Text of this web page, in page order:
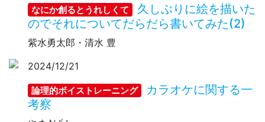
なにか創るとうれしくて
久しぶりに絵を描いた
のでそれについてだらだら書いてみた(2)
紫水勇太郎・清水 豊
2024/12/21
論理的ボイストレーニング
カラオケに関する一
考察